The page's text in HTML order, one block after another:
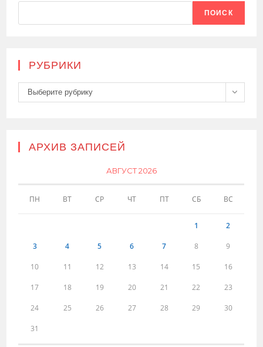
ПОИСК
РУБРИКИ
Рубрики
Выберите рубрику
АРХИВ ЗАПИСЕЙ
АВГУСТ 2026
ПН ВТ СР ЧТ ПТ СБ ВС
1 2
3 4 5 6 7 8 9
10 11 12 13 14 15 16
17 18 19 20 21 22 23
24 25 26 27 28 29 30
31